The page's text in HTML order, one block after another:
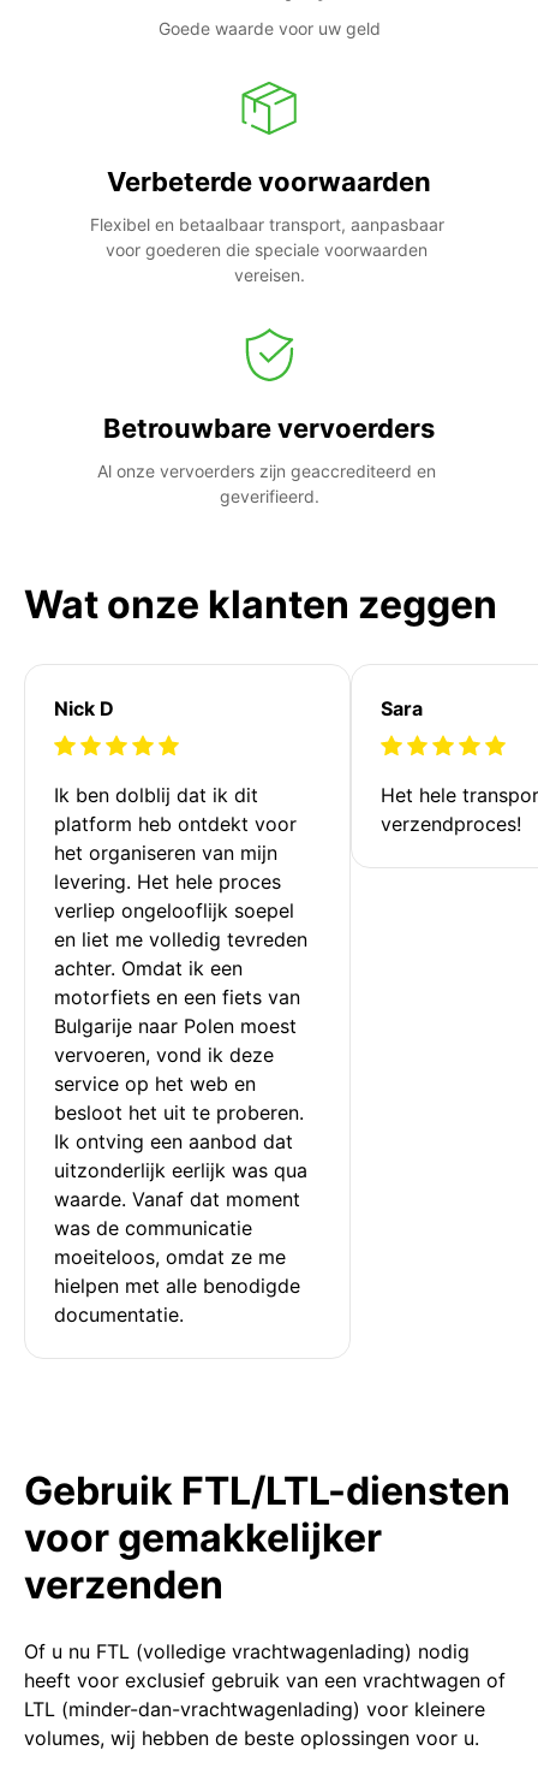
Goede waarde voor uw geld
Verbeterde voorwaarden
Flexibel en betaalbaar transport, aanpasbaar
voor goederen die speciale voorwaarden
vereisen.
Betrouwbare vervoerders
Al onze vervoerders zijn geaccrediteerd en
geverifieerd.
Wat onze klanten zeggen
Nick D
Ik ben dolblij dat ik dit
platform heb ontdekt voor
het organiseren van mijn
levering. Het hele proces
verliep ongelooflijk soepel
en liet me volledig tevreden
achter. Omdat ik een
motorfiets en een fiets van
Bulgarije naar Polen moest
vervoeren, vond ik deze
service op het web en
besloot het uit te proberen.
Ik ontving een aanbod dat
uitzonderlijk eerlijk was qua
waarde. Vanaf dat moment
was de communicatie
moeiteloos, omdat ze me
hielpen met alle benodigde
documentatie.
Sara
Het hele
verzendproces!
Gebruik FTL/LTL-diensten
voor gemakkelijker
verzenden
Of u nu FTL (volledige vrachtwagenlading) nodig
heeft voor exclusief gebruik van een vrachtwagen of
LTL (minder-dan-vrachtwagenlading) voor kleinere
volumes, wij hebben de beste oplossingen voor u.